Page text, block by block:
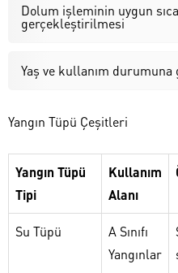
Dolum işleminin uygun
gerçekleştirilmesi
Yaş ve kullanım
Yangın Tüpü Çeşitleri
Yangın Tüpü
Tipi
Kullanım
Alanı
Su Tüpü
A Sınıfı
Yangınlar